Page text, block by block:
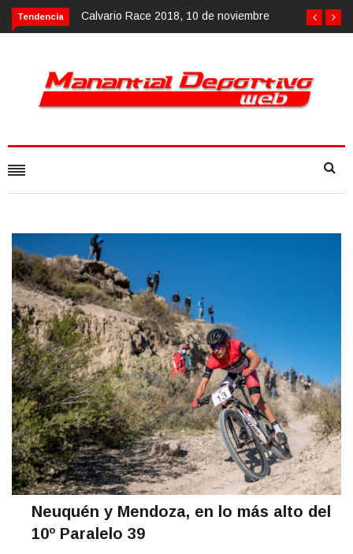
Tendencia Calvario Race 2018, 10 de noviembre
Neuquén y Mendoza, en lo más alto del
10º Paralelo 39